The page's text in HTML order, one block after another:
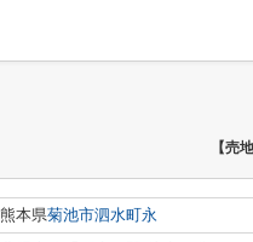
【売地
熊本県菊池市泗水町永